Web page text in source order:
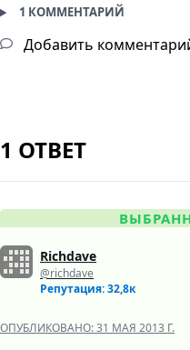
1 КОММЕНТАРИЙ
Добавить
1 ОТВЕТ
Richdave
@richdave
Репутация: 32,8к
ОПУБЛИКОВАНО:31 МАЯ 2013 Г.